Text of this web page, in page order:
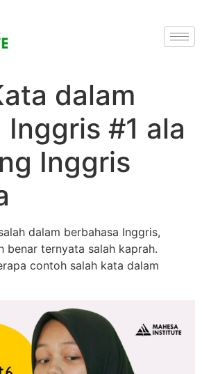
dalam
Inggris #1 ala
Inggris
dalam berbahasa Inggris,
benar ternyata salah kaprah.
contoh salah kata dalam